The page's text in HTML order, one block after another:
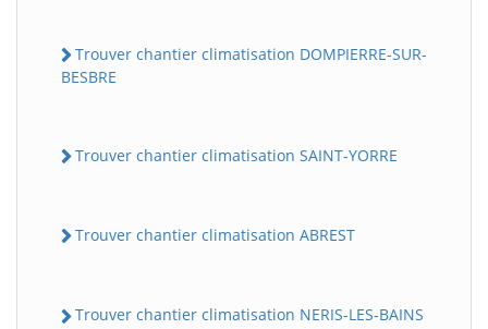
Trouver chantier climatisation DOMPIERRE-SUR-
BESBRE
Trouver chantier climatisation SAINT-YORRE
Trouver chantier climatisation ABREST
Trouver chantier climatisation NERIS-LES-BAINS